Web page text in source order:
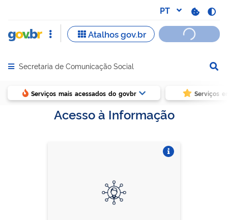
Abrir menu principal de navegação
Secretaria de Comunicação Social
Serviços mais acessados do govbr Serviços
Acesso à Informação